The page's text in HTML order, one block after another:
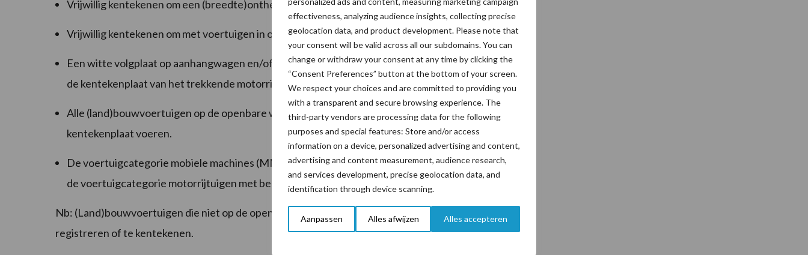
effectiveness, analyzing audience insights, collecting precise
geolocation data, and product development. Please note that
your consent will be valid across all our subdomains. You can
change or withdraw your consent at any time by clicking the
“Consent Preferences” button at the bottom of your screen.
We respect your choices and are committed to providing you
with a transparent and secure browsing experience. The
third-party vendors are processing data for the following
purposes and special features: Store and/or access
information on a device, personalized advertising and content,
advertising and content measurement, audience research,
and services development, precise geolocation data, and
identification through device scanning.
Aanpassen Alles afwijzen Alles accepteren
Vrijwillig kentekenen om een (breedte)ontheffing te verkrijgen, via een centraal loket bij de RDW.
Vrijwillig kentekenen om met voertuigen in onze buurlanden te mogen rijden.
Een witte volgplaat op aanhangwagen en/of verwisselbare getrokken uitrustingsstukken indien
de kentekenplaat van het trekkende motorrijtuig niet zichtbaar is.
Alle (land)bouwvoertuigen op de openbare weg moeten vanaf 1 januari 2025 verplicht een
kentekenplaat voeren.
De voertuigcategorie mobiele machines (MM) wordt geïntroduceerd, deze komt in de plaats van
de voertuigcategorie motorrijtuigen met beperkte snelheid (MMBS).
Nb: (Land)bouwvoertuigen die niet op de openbare weg komen, kennen geen plicht om te
registreren of te kentekenen.